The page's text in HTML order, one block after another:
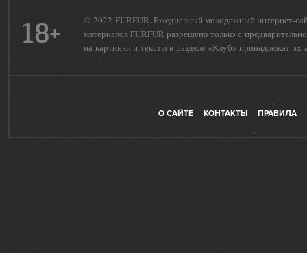
18+
© 2022 FURFUR. Ежедневный молодежный интернет-
материалов FURFUR разрешено только с
на картинки и тексты в разделе «Клуб» принадлежат их
О САЙТЕ КОНТАКТЫ ПРАВИЛА